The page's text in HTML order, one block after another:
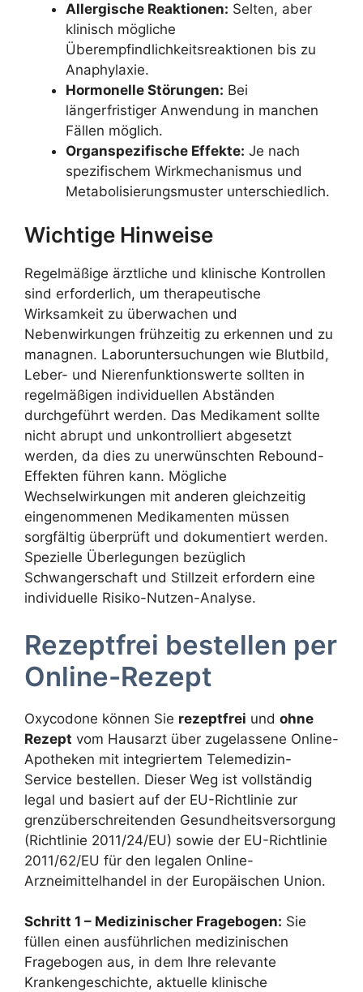
Allergische Reaktionen: Selten, aber
klinisch mögliche
Überempfindlichkeitsreaktionen bis zu
Anaphylaxie.
Hormonelle Störungen: Bei
längerfristiger Anwendung in manchen
Fällen möglich.
Organspezifische Effekte: Je nach
spezifischem Wirkmechanismus und
Metabolisierungsmuster unterschiedlich.
Wichtige Hinweise
Regelmäßige ärztliche und klinische Kontrollen
sind erforderlich, um therapeutische
Wirksamkeit zu überwachen und
Nebenwirkungen frühzeitig zu erkennen und zu
managnen. Laboruntersuchungen wie Blutbild,
Leber- und Nierenfunktionswerte sollten in
regelmäßigen individuellen Abständen
durchgeführt werden. Das Medikament sollte
nicht abrupt und unkontrolliert abgesetzt
werden, da dies zu unerwünschten Rebound-
Effekten führen kann. Mögliche
Wechselwirkungen mit anderen gleichzeitig
eingenommenen Medikamenten müssen
sorgfältig überprüft und dokumentiert werden.
Spezielle Überlegungen bezüglich
Schwangerschaft und Stillzeit erfordern eine
individuelle Risiko-Nutzen-Analyse.
Rezeptfrei bestellen per
Online-Rezept
Oxycodone können Sie rezeptfrei und ohne
Rezept vom Hausarzt über zugelassene Online-
Apotheken mit integriertem Telemedizin-
Service bestellen. Dieser Weg ist vollständig
legal und basiert auf der EU-Richtlinie zur
grenzüberschreitenden Gesundheitsversorgung
(Richtlinie 2011/24/EU) sowie der EU-Richtlinie
2011/62/EU für den legalen Online-
Arzneimittelhandel in der Europäischen Union.
Schritt 1 – Medizinischer Fragebogen: Sie
füllen einen ausführlichen medizinischen
Fragebogen aus, in dem Ihre relevante
Krankengeschichte, aktuelle klinische